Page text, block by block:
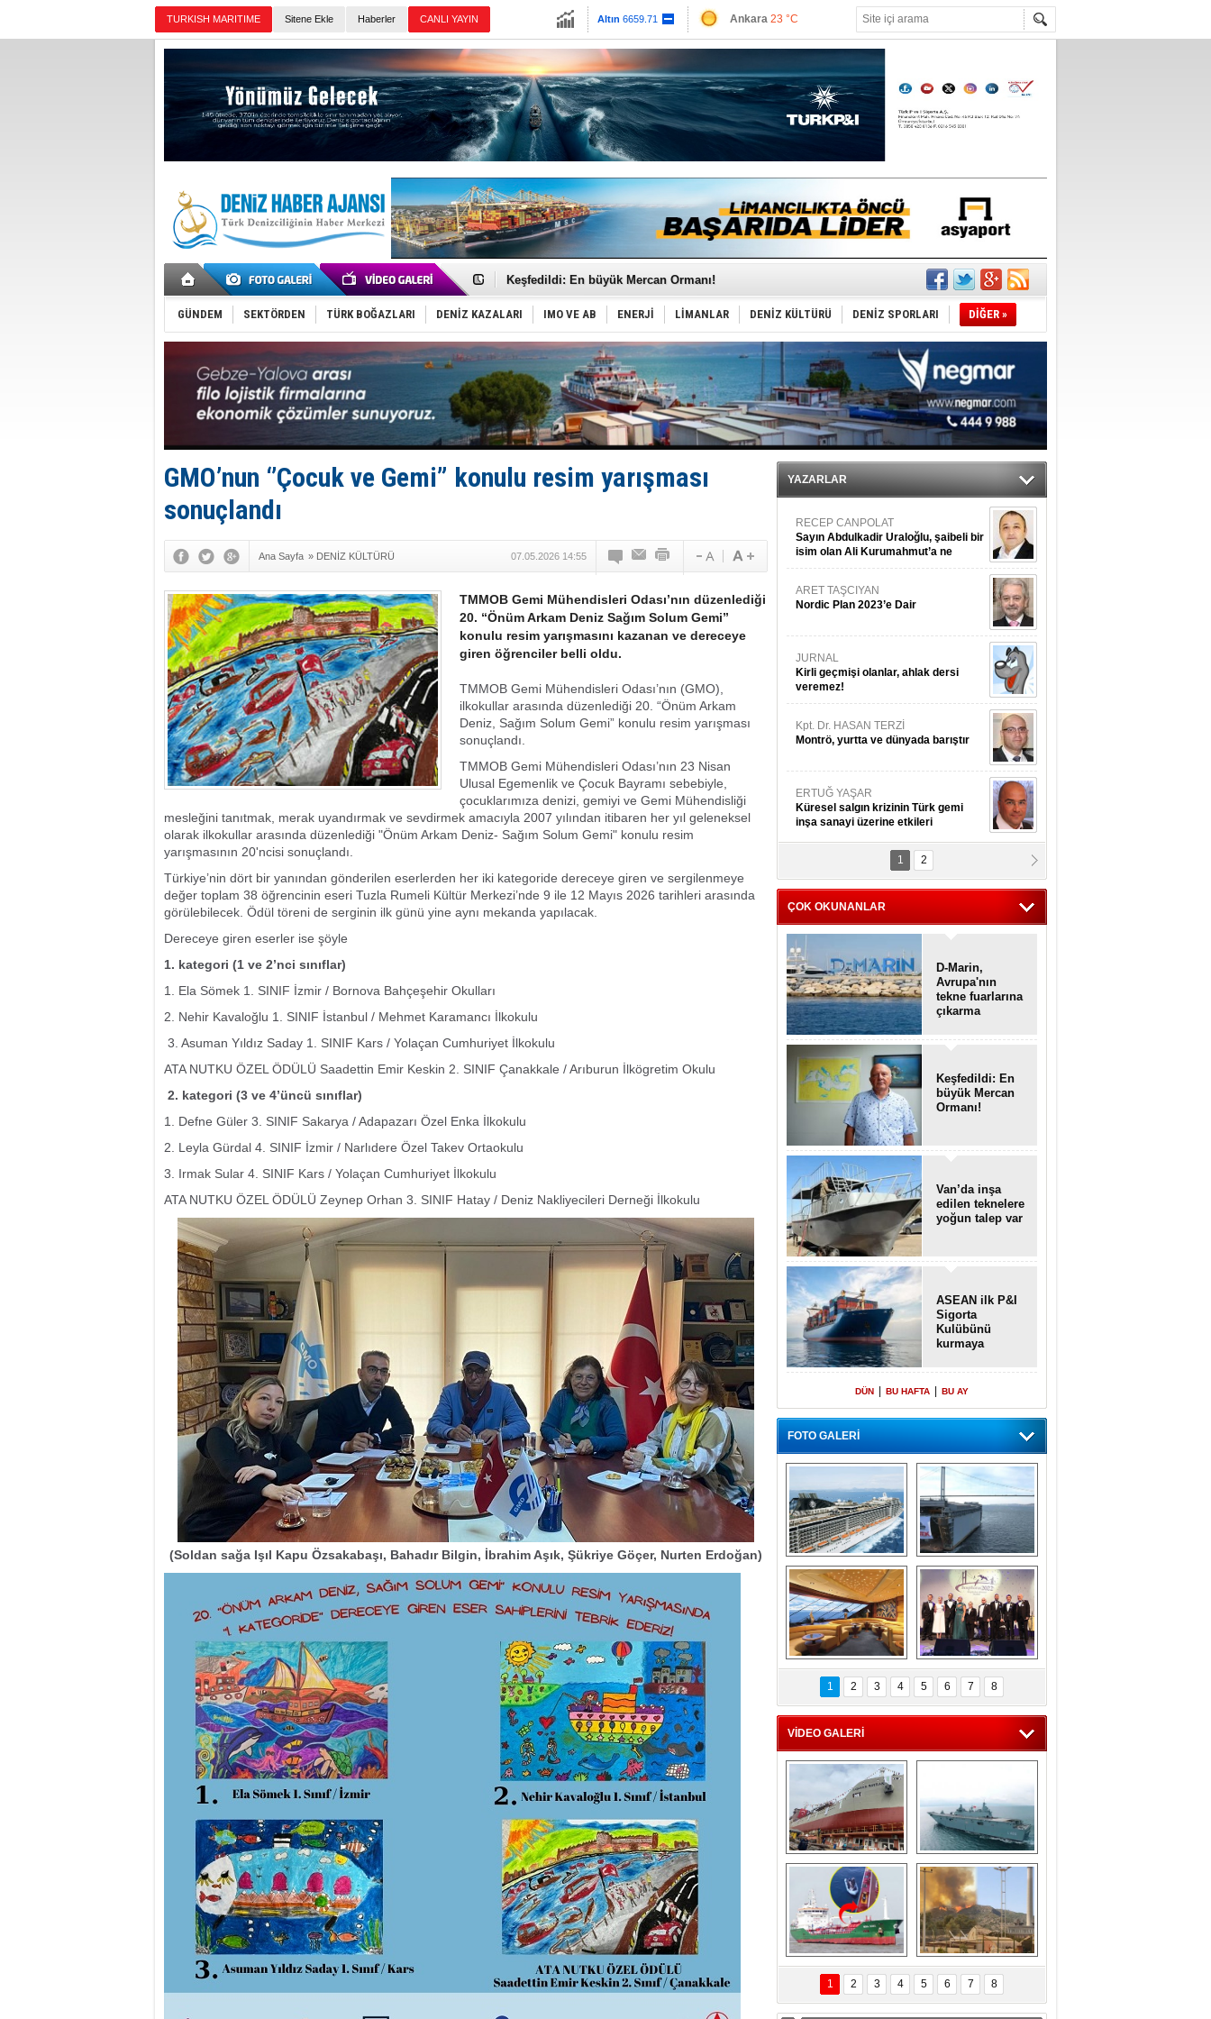
TURKISH MARITIME Sitene Ekle Haberler CANLI YAYIN
Altın 6659.71
Euro55.1258
Ankara 23 °C
Antalya29 °C
Muğla 24 °C
Çanakkale 26 °C
Hürmüz’de bekleyen gemiler biyolojik bombaya dönüşüyor
Keşfedildi: En büyük Mercan Ormanı!
D-Marin, Avrupa'nın tekne fuarlarına çıkarma yapacak
Van’da inşa edilen teknelere yoğun talep var
ASEAN ilk P&I Sigorta Kulübünü kurmaya hazırlanıyor
TAYK - Eker Olympos Regatta'da ilk start!
İstanbul ve Çanakkale: 6 ayda 40.000 gemi
TEKNOFEST ‘Mavi Vatan’ ziyaretçi kayıtları başladı!
Tersane işçilerinin direnişi, kazanımla sonuçlandı
İngiliz aktivistler, gemide mahsur kaldı!
FESCO, Karadeniz'de yeni sevkiyat taleplerini durdurdu
DESE, BIMCO’ya katıldı
GİMBİRDER gemi inşa yan sanayinin sorunlarını tartıştı
35 milyon TL'lik tekne projesinde karar çıktı
GÜNDEM SEKTÖRDEN TÜRK BOĞAZLARI DENİZ KAZALARI IMO VE AB ENERJİ LİMANLAR DENİZ KÜLTÜRÜ DENİZ SPORLARI DİĞER »
GMO’nun ‘’Çocuk ve Gemi” konulu resim yarışması
sonuçlandı
Ana Sayfa » DENİZ KÜLTÜRÜ 07.05.2026 14:55
TMMOB Gemi Mühendisleri Odası’nın düzenlediği
20. “Önüm Arkam Deniz Sağım Solum Gemi”
konulu resim yarışmasını kazanan ve dereceye
giren öğrenciler belli oldu.
TMMOB Gemi Mühendisleri Odası’nın (GMO),
ilkokullar arasında düzenlediği 20. “Önüm Arkam
Deniz, Sağım Solum Gemi” konulu resim yarışması
sonuçlandı.
TMMOB Gemi Mühendisleri Odası’nın 23 Nisan
Ulusal Egemenlik ve Çocuk Bayramı sebebiyle,
çocuklarımıza denizi, gemiyi ve Gemi Mühendisliği
mesleğini tanıtmak, merak uyandırmak ve sevdirmek amacıyla 2007 yılından itibaren her yıl geleneksel
olarak ilkokullar arasında düzenlediği "Önüm Arkam Deniz- Sağım Solum Gemi" konulu resim
yarışmasının 20'ncisi sonuçlandı.
Türkiye’nin dört bir yanından gönderilen eserlerden her iki kategoride dereceye giren ve sergilenmeye
değer toplam 38 öğrencinin eseri Tuzla Rumeli Kültür Merkezi’nde 9 ile 12 Mayıs 2026 tarihleri arasında
görülebilecek. Ödül töreni de serginin ilk günü yine aynı mekanda yapılacak.
Dereceye giren eserler ise şöyle
1. kategori (1 ve 2’nci sınıflar)
1. Ela Sömek 1. SINIF İzmir / Bornova Bahçeşehir Okulları
2. Nehir Kavaloğlu 1. SINIF İstanbul / Mehmet Karamancı İlkokulu
3. Asuman Yıldız Saday 1. SINIF Kars / Yolaçan Cumhuriyet İlkokulu
ATA NUTKU ÖZEL ÖDÜLÜ Saadettin Emir Keskin 2. SINIF Çanakkale / Arıburun İlkögretim Okulu
2. kategori (3 ve 4’üncü sınıflar)
1. Defne Güler 3. SINIF Sakarya / Adapazarı Özel Enka İlkokulu
2. Leyla Gürdal 4. SINIF İzmir / Narlıdere Özel Takev Ortaokulu
3. Irmak Sular 4. SINIF Kars / Yolaçan Cumhuriyet İlkokulu
ATA NUTKU ÖZEL ÖDÜLÜ Zeynep Orhan 3. SINIF Hatay / Deniz Nakliyecileri Derneği İlkokulu
(Soldan sağa Işıl Kapu Özsakabaşı, Bahadır Bilgin, İbrahim Aşık, Şükriye Göçer, Nurten Erdoğan)
YAZARLAR
RECEP CANPOLAT
Sayın Abdulkadir Uraloğlu, şaibeli bir
isim olan Ali Kurumahmut’a ne
danışıyorsunuz?
ARET TAŞCIYAN
Nordic Plan 2023’e Dair
JURNAL
Kirli geçmişi olanlar, ahlak dersi
veremez!
Kpt. Dr. HASAN TERZİ
Montrö, yurtta ve dünyada barıştır
ERTUĞ YAŞAR
Küresel salgın krizinin Türk gemi
inşa sanayi üzerine etkileri
Kpt. MESUT AZMİ GÖKSOY
ithafen...
1 2
ÇOK OKUNANLAR
D-Marin,
Avrupa'nın
tekne fuarlarına
çıkarma
Keşfedildi: En
büyük Mercan
Ormanı!
Van’da inşa
edilen teknelere
yoğun talep var
ASEAN ilk P&I
Sigorta
Kulübünü
kurmaya
DÜN BU HAFTA BU AY
FOTO GALERİ
“Gemi içinde gemi”
konsepti ile MSC
Splendida
Dünyada tek!
Denizaltı yüzer
havuzu intikal
seyrine başladı
MSC'den 55 milyon
euroluk turizm geliri
müjdesi
5. Bosphorus Ship
Brokers Dinner,
İstanbul’da yapıldı
1 2 3 4 5 6 7 8
VİDEO GALERİ
Çeksan Tersanesi,
Başaran Bayrak
tankerini suya
indirdi
TCG Anadolu,
tersane teknik
seyrini tamamladı
Göçmenlerin
imdadına Türk
sahipli MINA DENIZ
yetişti
Milas’taki yangın
yeniden termik
santrallere doğru
ilerliyor
1 2 3 4 5 6 7 8